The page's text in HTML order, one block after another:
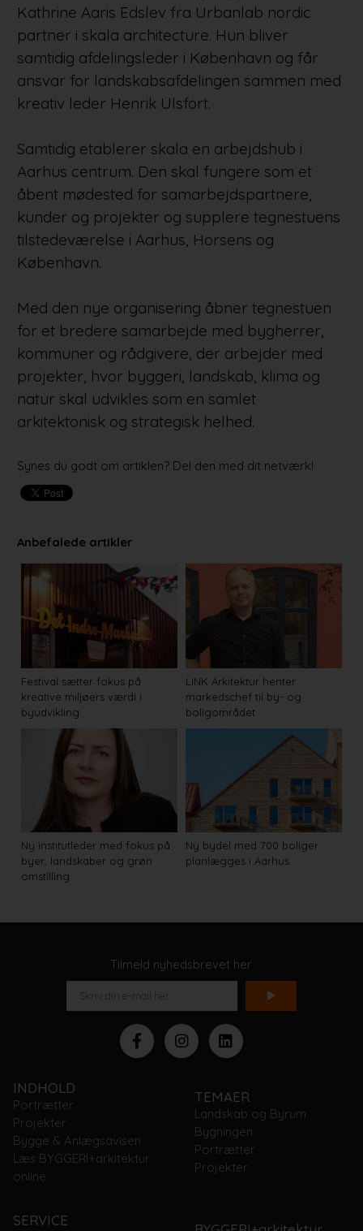
Kathrine Aaris Edslev fra Urbanlab nordic
partner i skala architecture. Hun bliver
samtidig afdelingsleder i København og får
ansvar for landskabsafdelingen sammen med
kreativ leder Henrik Ulsfort.
Samtidig etablerer skala en arbejdshub i
Aarhus centrum. Den skal fungere som et
åbent mødested for samarbejdspartnere,
kunder og projekter og supplere tegnestuens
tilstedeværelse i Aarhus, Horsens og
København.
Med den nye organisering åbner tegnestuen
for et bredere samarbejde med bygherrer,
kommuner og rådgivere, der arbejder med
projekter, hvor byggeri, landskab, klima og
natur skal udvikles som en samlet
arkitektonisk og strategisk helhed.
Synes du godt om artiklen? Del den med dit netværk!
Anbefalede artikler
Festival sætter fokus på
kreative miljøers værdi i
byudvikling
LINK Arkitektur henter
markedschef til by- og
boligområdet
Ny institutleder med fokus på
byer, landskaber og grøn
omstilling
Ny bydel med 700 boliger
planlægges i Aarhus
Tilmeld nyhedsbrevet her
INDHOLD
Portrætter
Projekter
Bygge & Anlægsavisen
Læs BYGGERI+arkitektur
online
TEMAER
Landskab og Byrum
Bygningen
Portrætter
Projekter
SERVICE